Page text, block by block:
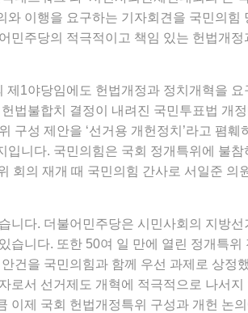
와 이행을 요구하는 기자회견을 국민의
민주당의 적극적이고 책임 있는 헌법개
제1야당임에도 헌법개정과 정치개혁을
법불합치 결정이 내려진 국민투표법 개
구성 제안을 ‘선거용 개헌정치’라고 폄
입니다. 국민의힘은 국회 정개특위에 불
회의 재개 때 국민의힘 간사로 서일준 의
니다. 더불어민주당은 시민사회의 지방
습니다. 또한 50여 일 만에 열린 정개특
건을 국민의힘과 함께 우선 과제로 상정
로서 선거제도 개혁에 적극적으로 나서지
이제 국회 헌법개정특위 구성과 개헌 논